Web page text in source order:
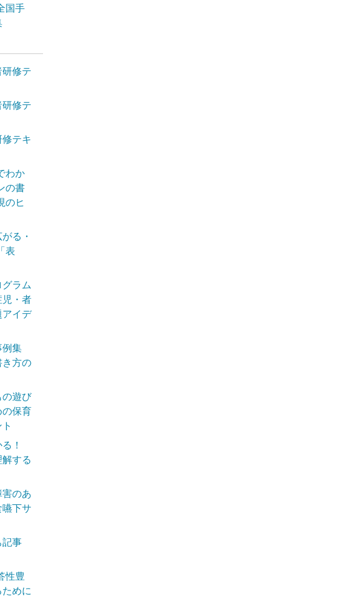
国手
修テ
修テ
テキ
わか
の書
のヒ
る・
表
グラム
・者
イデ
集
方の
遊び
の保育
！
解する
のあ
下サ
記事
性豊
めに